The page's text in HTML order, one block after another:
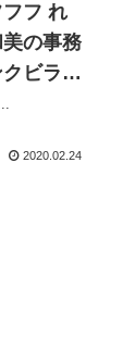
フ れ
の事務
ビラ」
2020.02.24